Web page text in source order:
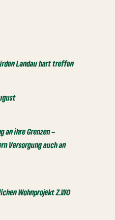
Landau hart treffen
an ihre Grenzen –
Versorgung auch an
Wohnprojekt Z.WO